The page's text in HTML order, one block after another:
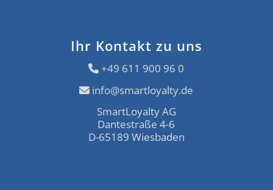
Ihr Kontakt zu uns
+49 611 900 96 0
info@smartloyalty.de
SmartLoyalty AG
Dantestraße 4-6
D-65189 Wiesbaden